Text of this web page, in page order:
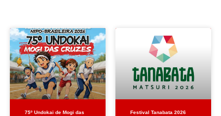
75º Undokai de Mogi das
Festival Tanabata 2026